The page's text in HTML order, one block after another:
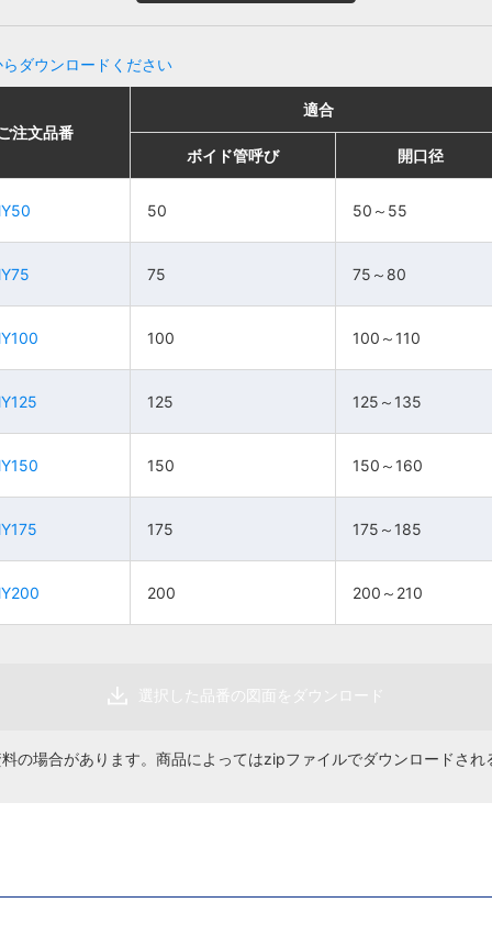
ダウンロードください
販売単位
価格
50
50～
1,820円
75
75～
2,200円
100～
125～
135
160
175 1組 7,120円
200 1組 8,640円
注文品番
適合
ボイド管呼び
開口径
50 50～55
75 75～80
100 100～110
125 125～135
150 150～160
175 175～185
200 200～210
販売単位
価格
50
50～
1,820円
75
75～
2,200円
100～
125～
135
160
175 1組 7,120円
200 1組 8,640円
注文品番
適合
ボイド管呼び
開口径
50 50～55
75 75～80
100 100～110
125 125～135
150 150～160
175 175～185
200 200～210
選択した品番の図面をダウンロード
の場合があります。商品によってはzipファイルでダウンロードされ